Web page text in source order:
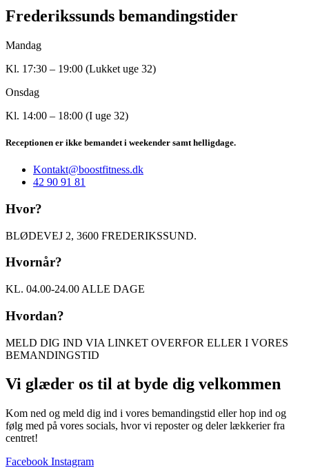
Frederikssunds bemandingstider
Mandag
Kl. 17:30 – 19:00 (Lukket uge 32)
Onsdag
Kl. 14:00 – 18:00 (I uge 32)
Receptionen er ikke bemandet i weekender samt helligdage.
Kontakt@boostfitness.dk
42 90 91 81
Hvor?
BLØDEVEJ 2, 3600 FREDERIKSSUND.
Hvornår?
KL. 04.00-24.00 ALLE DAGE
Hvordan?
MELD DIG IND VIA LINKET OVERFOR ELLER I VORES
BEMANDINGSTID
Vi glæder os til at byde dig velkommen
Kom ned og meld dig ind i vores bemandingstid eller hop ind og
følg med på vores socials, hvor vi reposter og deler lækkerier fra
centret!
Facebook Instagram